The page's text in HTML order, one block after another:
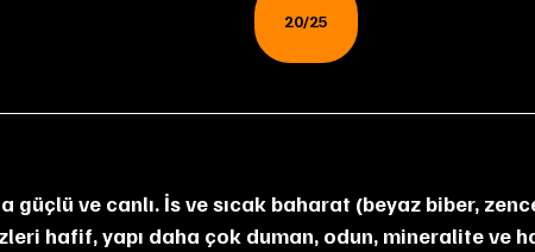
20/25
hafif, yapı daha çok duman, odun, mineralite ve